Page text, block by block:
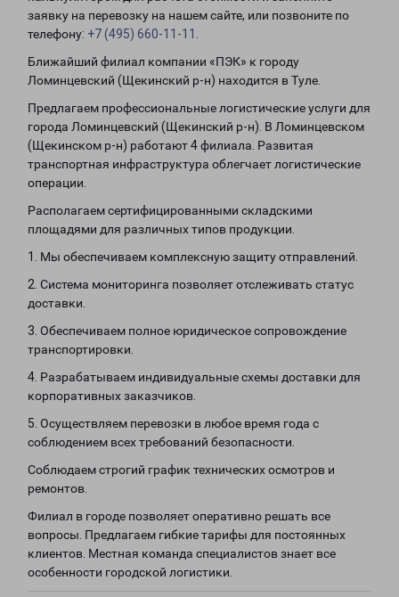
заявку на перевозку на нашем сайте, или позвоните по
телефону: +7 (495) 660-11-11
Ближайший филиал компании «ПЭК» к городу
Ломинцевский (Щекинский р-н) находится в Туле.
Предлагаем профессиональные логистические услуги для
города Ломинцевский (Щекинский р-н). В Ломинцевском
(Щекинском р-н) работают 4 филиала. Развитая
транспортная инфраструктура облегчает логистические
операции.
Располагаем сертифицированными складскими
площадями для различных типов продукции.
1. Мы обеспечиваем комплексную защиту отправлений.
2. Система мониторинга позволяет отслеживать статус
доставки.
3. Обеспечиваем полное юридическое сопровождение
транспортировки.
4. Разрабатываем индивидуальные схемы доставки для
корпоративных заказчиков.
5. Осуществляем перевозки в любое время года с
соблюдением всех требований безопасности.
Соблюдаем строгий график технических осмотров и
ремонтов.
Филиал в городе позволяет оперативно решать все
вопросы. Предлагаем гибкие тарифы для постоянных
клиентов. Местная команда специалистов знает все
особенности городской логистики.